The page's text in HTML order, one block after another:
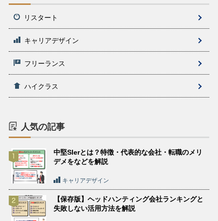
リスタート
キャリアデザイン
フリーランス
ハイクラス
人気の記事
中堅SIerとは？特徴・代表的な会社・転職のメリ
デメをなどを解説
キャリアデザイン
【保存版】ヘッドハンティング会社ランキングと
失敗しない活用方法を解説